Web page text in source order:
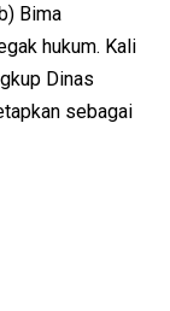
Bima
hukum. Kali
Dinas
sebagai